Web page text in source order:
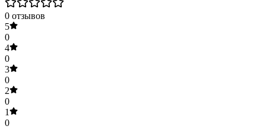
0 отзывов
5
0
4
0
3
0
2
0
1
0